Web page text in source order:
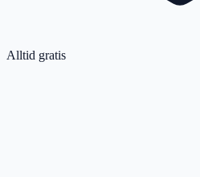
Alltid gratis